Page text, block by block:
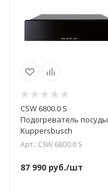
CSW 6800.0 S
Подогреватель посуды
Kuppersbusch
Арт.: CSW 6800.0 S
87 990 руб./шт